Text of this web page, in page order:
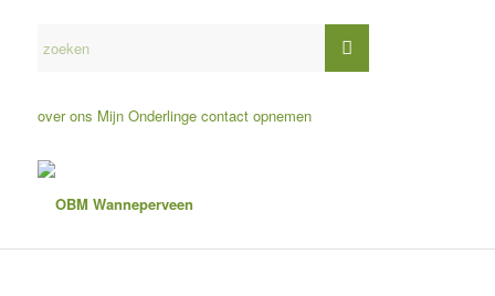
over ons Mijn Onderlinge contact opnemen